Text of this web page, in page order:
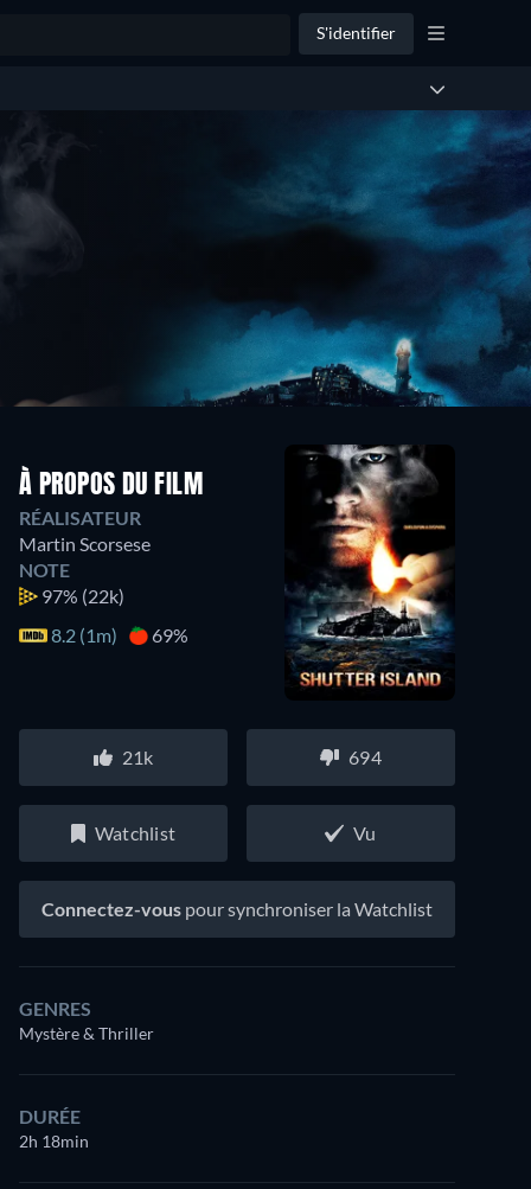
S'identifier
À PROPOS DU FILM
RÉALISATEUR
Martin Scorsese
NOTE
97% (22k)
8.2 (1m)
69%
21k 694
Watchlist Vu
Connectez-vous pour synchroniser la Watchlist
GENRES
Mystère & Thriller
DURÉE
2h 18min